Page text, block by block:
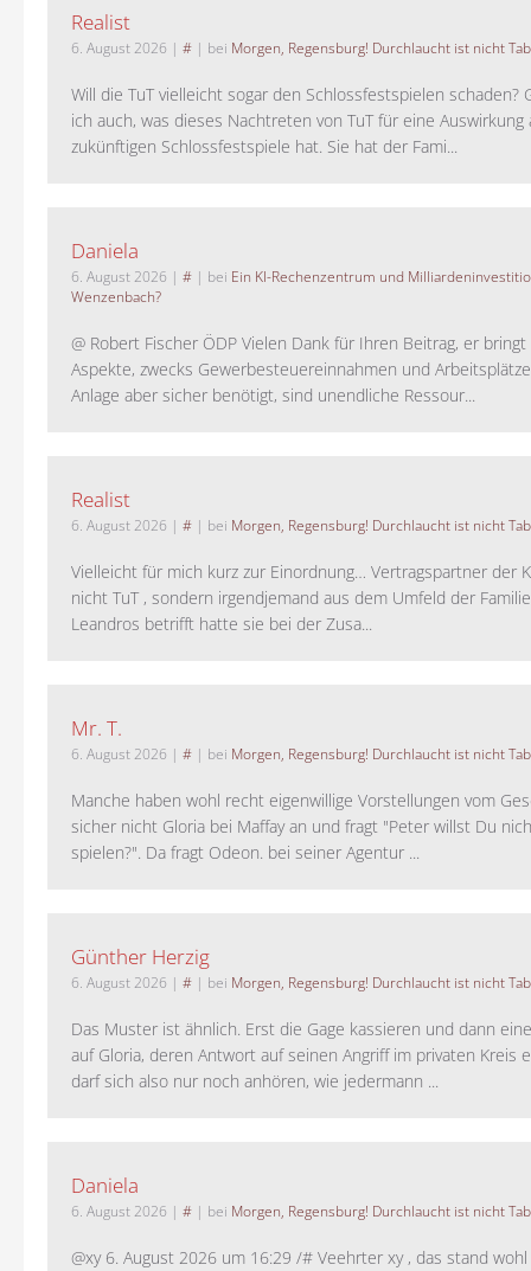
Realist
6. August 2026 | # | bei Morgen, Regensburg! Durchlaucht ist nicht
Will die TuT vielleicht sogar den Schlossfestspielen schaden?
ich auch, was dieses Nachtreten von TuT für eine Auswirkung
zukünftigen Schlossfestspiele hat. Sie hat der Fami...
Daniela
6. August 2026 | # | bei Ein KI-Rechenzentrum und
Wenzenbach?
@ Robert Fischer ÖDP Vielen Dank für Ihren Beitrag, er
Aspekte, zwecks Gewerbesteuereinnahmen und
Anlage aber sicher benötigt, sind unendliche Ressour...
Realist
6. August 2026 | # | bei Morgen, Regensburg! Durchlaucht ist nicht
Vielleicht für mich kurz zur Einordnung… Vertragspartner der
nicht TuT , sondern irgendjemand aus dem Umfeld der
Leandros betrifft hatte sie bei der Zusa...
Mr. T.
6. August 2026 | # | bei Morgen, Regensburg! Durchlaucht ist nicht
Manche haben wohl recht eigenwillige Vorstellungen vom
sicher nicht Gloria bei Maffay an und fragt "Peter willst Du
spielen?". Da fragt Odeon. bei seiner Agentur ...
Günther Herzig
6. August 2026 | # | bei Morgen, Regensburg! Durchlaucht ist nicht
Das Muster ist ähnlich. Erst die Gage kassieren und dann
auf Gloria, deren Antwort auf seinen Angriff im privaten Kreis
darf sich also nur noch anhören, wie jedermann ...
Daniela
6. August 2026 | # | bei Morgen, Regensburg! Durchlaucht ist nicht
@xy 6. August 2026 um 16:29 /# Veehrter xy , das stand